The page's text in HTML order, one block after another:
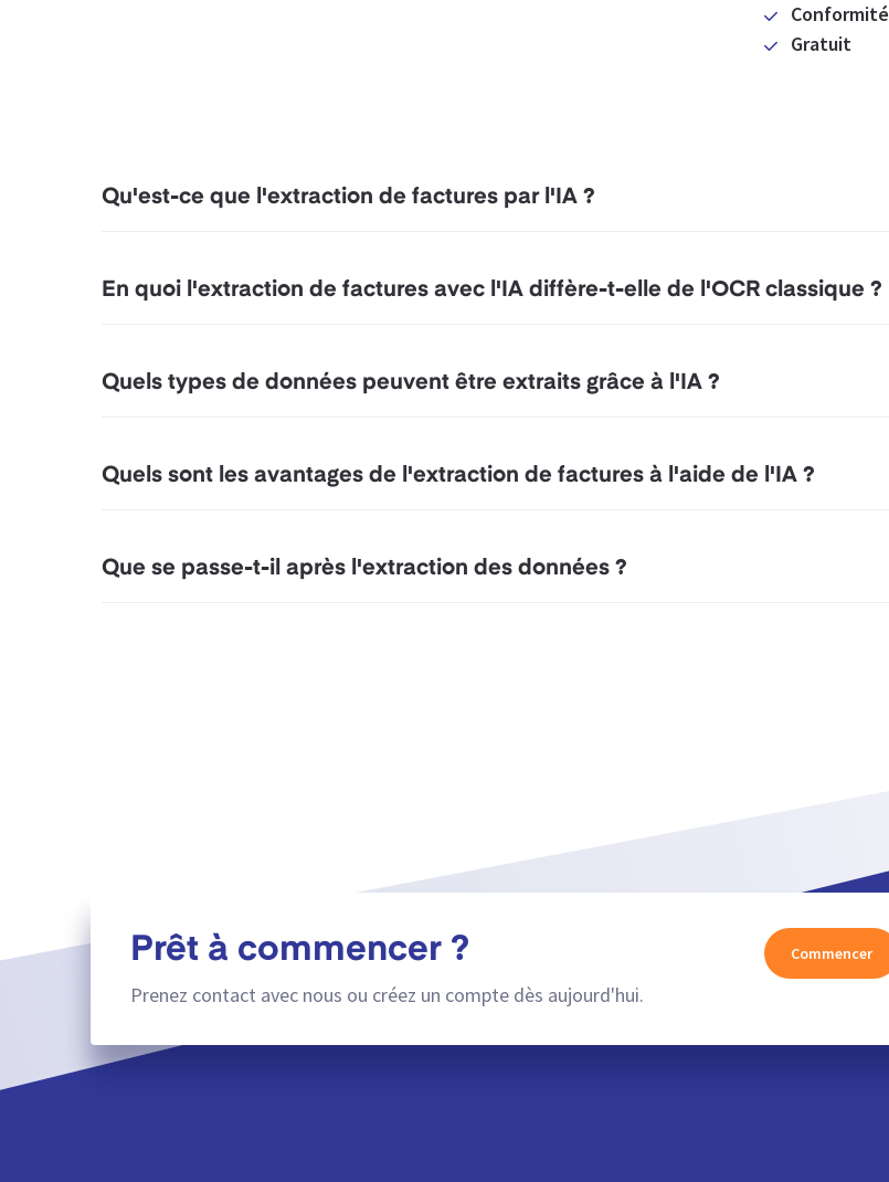
Conformité
Gratuit
Qu'est-ce que l'extraction de factures par l'IA ?
En quoi l'extraction de factures avec l'IA diffère-t-elle de l'OCR classique ?
Quels types de données peuvent être extraits grâce à l'IA ?
Quels sont les avantages de l'extraction de factures à l'aide de l'IA ?
Que se passe-t-il après l'extraction des données ?
Prêt à commencer ?
Prenez contact avec nous ou créez un compte dès aujourd'hui.
Commencer